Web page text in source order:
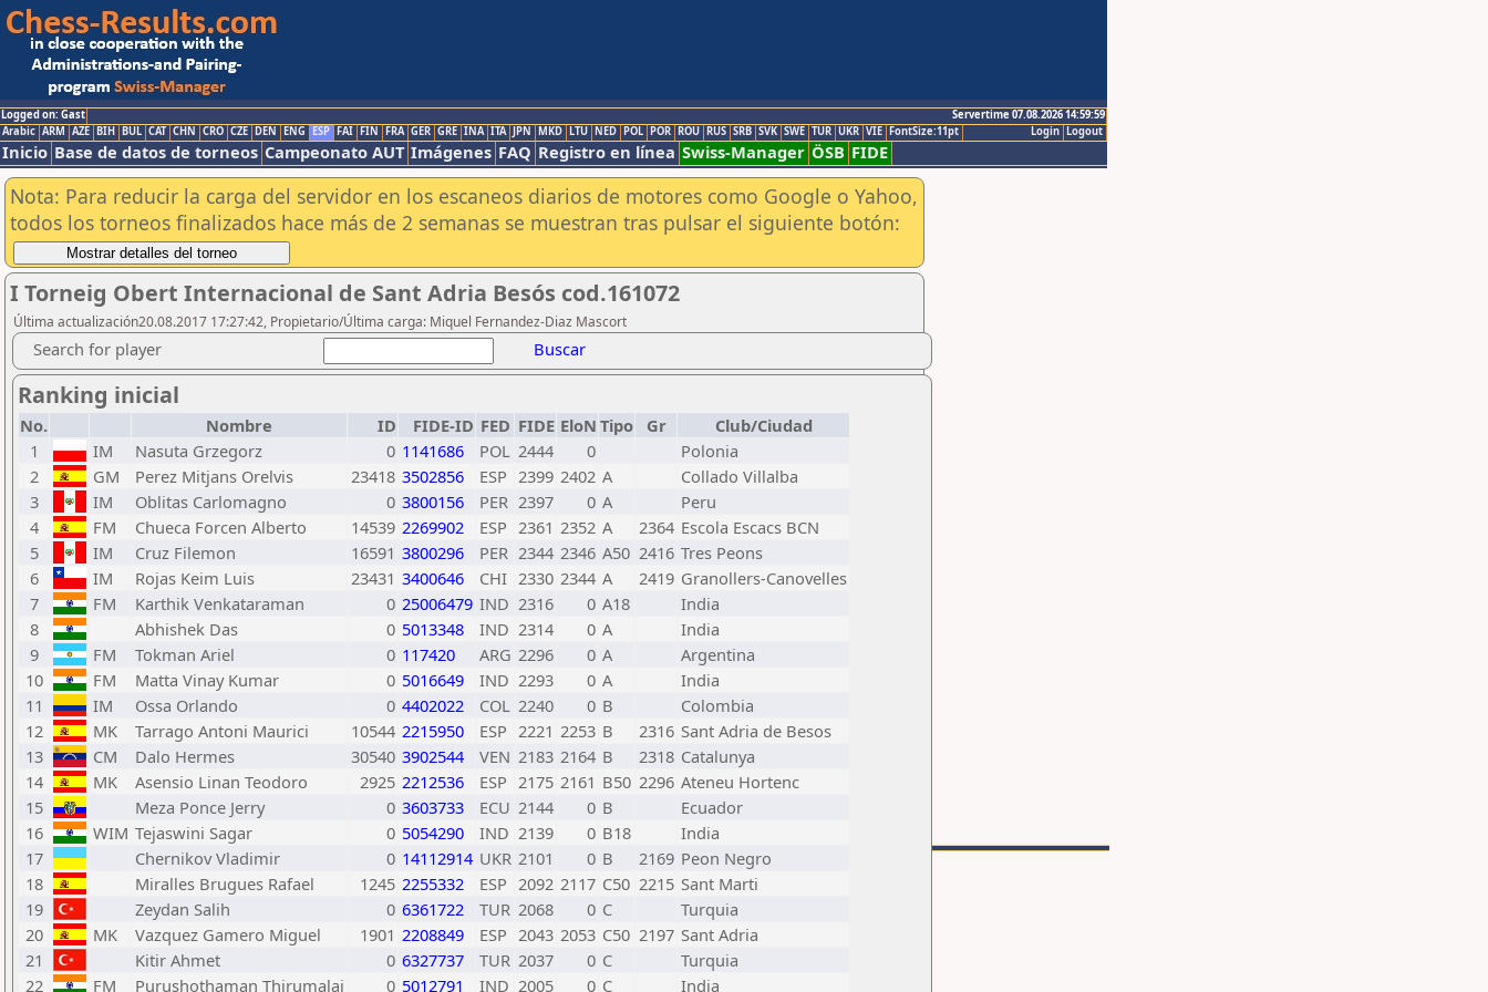
Logged on: Gast
Servertime 07.08.2026 14:59:59
Logout
Login
Arabic ARM AZE BIH BUL CAT CHN CRO CZE DEN ENG ESP FAI FIN FRA GER GRE INA ITA JPN MKD LTU NED POL POR ROU RUS SRB SVK SWE TUR UKR VIE FontSize:11pt
Inicio Base de datos de torneos Campeonato AUT Imágenes FAQ Registro en línea Swiss-Manager ÖSB FIDE
Nota: Para reducir la carga del servidor en los escaneos diarios de motores como Google o Yahoo,
todos los torneos finalizados hace más de 2 semanas se muestran tras pulsar el siguiente botón:
I Torneig Obert Internacional de Sant Adria Besós cod.161072
Última actualización20.08.2017 17:27:42, Propietario/Última carga: Miquel Fernandez-Diaz Mascort
Search for player Buscar
Ranking inicial
No. Nombre ID FIDE-ID FED FIDE EloN Tipo Gr
Club/Ciudad
1
IM Nasuta Grzegorz 0 1141686 POL 2444 0
Polonia
2
GM Perez Mitjans Orelvis 23418 3502856 ESP 2399 2402 A
Collado Villalba
3
IM Oblitas Carlomagno 0 3800156 PER 2397 0 A
Peru
4
FM Chueca Forcen Alberto 14539 2269902 ESP 2361 2352 A 2364 Escola Escacs BCN
5
IM Cruz Filemon 16591 3800296 PER 2344 2346 A50 2416 Tres Peons
6
IM Rojas Keim Luis 23431 3400646 CHI 2330 2344 A 2419 Granollers-Canovelles
7
FM Karthik Venkataraman 0 25006479 IND 2316 0 A18
India
8
Abhishek Das 0 5013348 IND 2314 0 A
India
9
FM Tokman Ariel 0 117420 ARG 2296 0 A
Argentina
10
FM Matta Vinay Kumar 0 5016649 IND 2293 0 A
India
11
IM Ossa Orlando 0 4402022 COL 2240 0 B
Colombia
12
MK Tarrago Antoni Maurici 10544 2215950 ESP 2221 2253 B 2316 Sant Adria de Besos
13
CM Dalo Hermes 30540 3902544 VEN 2183 2164 B 2318 Catalunya
14
MK Asensio Linan Teodoro 2925 2212536 ESP 2175 2161 B50 2296 Ateneu Hortenc
15
Meza Ponce Jerry 0 3603733 ECU 2144 0 B
Ecuador
16
WIM Tejaswini Sagar 0 5054290 IND 2139 0 B18
India
17
Chernikov Vladimir 0 14112914 UKR 2101 0 B 2169 Peon Negro
18
Miralles Brugues Rafael 1245 2255332 ESP 2092 2117 C50 2215 Sant Marti
19
Zeydan Salih 0 6361722 TUR 2068 0 C
Turquia
20
MK Vazquez Gamero Miguel 1901 2208849 ESP 2043 2053 C50 2197 Sant Adria
21
Kitir Ahmet 0 6327737 TUR 2037 0 C
Turquia
22
FM Purushothaman Thirumalai 0 5012791 IND 2005 0 C India